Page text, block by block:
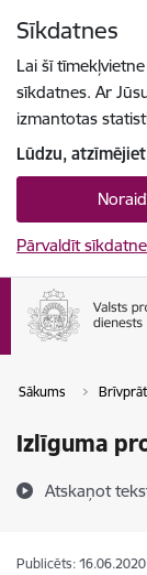
Sīkdatnes
Lai šī
sīkdatnes. Ar
izmantotas
Lūdzu,
Pārvaldīt
Sākums
Izlīguma
Atskaņot
Publicēts: